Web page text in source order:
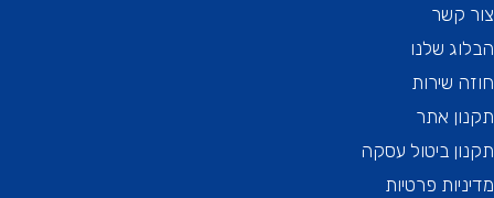
קשר
שלנו
שירות
אתר
ביטול עסקה
פרטיות